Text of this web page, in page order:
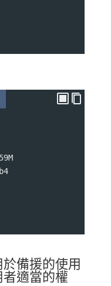
備援的使用
適當的權